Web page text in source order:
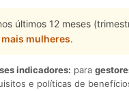
últimos 12 meses
mais mulheres.
indicadores: para
e políticas de